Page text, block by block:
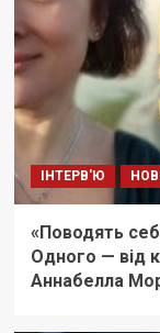
ІНТЕРВ'Ю
«Поводять
Одного — від
Аннабелла